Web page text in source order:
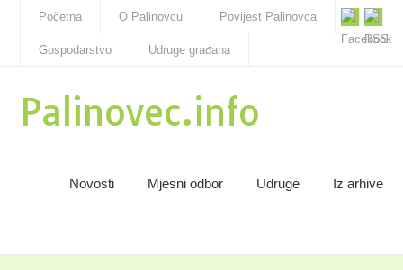
Početna O Palinovcu Povijest Palinovca
Gospodarstvo Udruge građana
Palinovec.info
Novosti Mjesni odbor Udruge Iz arhive